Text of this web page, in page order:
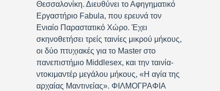
Θεσσαλονίκη. Διευθύνει το Αφηγηματικό
Εργαστήριο Fabula, που ερευνά τον
Ενιαίο Παραστατικό Χώρο. Έχει
σκηνοθετήσει τρείς ταινίες μικρού μήκους,
οι δύο πτυχιακές για το Master στο
πανεπιστήμιο Middlesex, και την ταινία-
ντοκιμαντέρ μεγάλου μήκους, «Η αγία της
αρχαίας Μαντινείας». ΦΙΛΜΟΓΡΑΦΙΑ